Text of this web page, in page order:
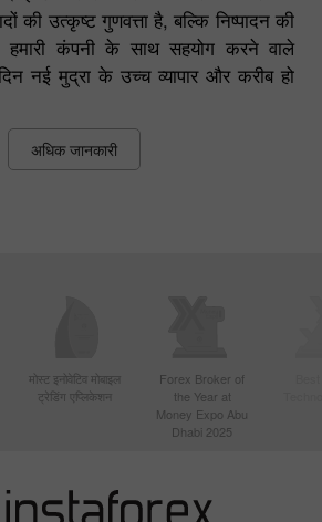
की उत्कृष्ट गुणवत्ता है, बल्कि निष्पादन की
कंपनी के साथ सहयोग करने वाले
दिन नई मुद्रा के उच्च व्यापार और करीब हो
अधिक जानकारी
मोस्ट इनोवेटिव मोबाइल
ट्रेडिंग एप्लिकेशन
Forex Broker of
the Year at
Money Expo Abu
Dhabi 2025